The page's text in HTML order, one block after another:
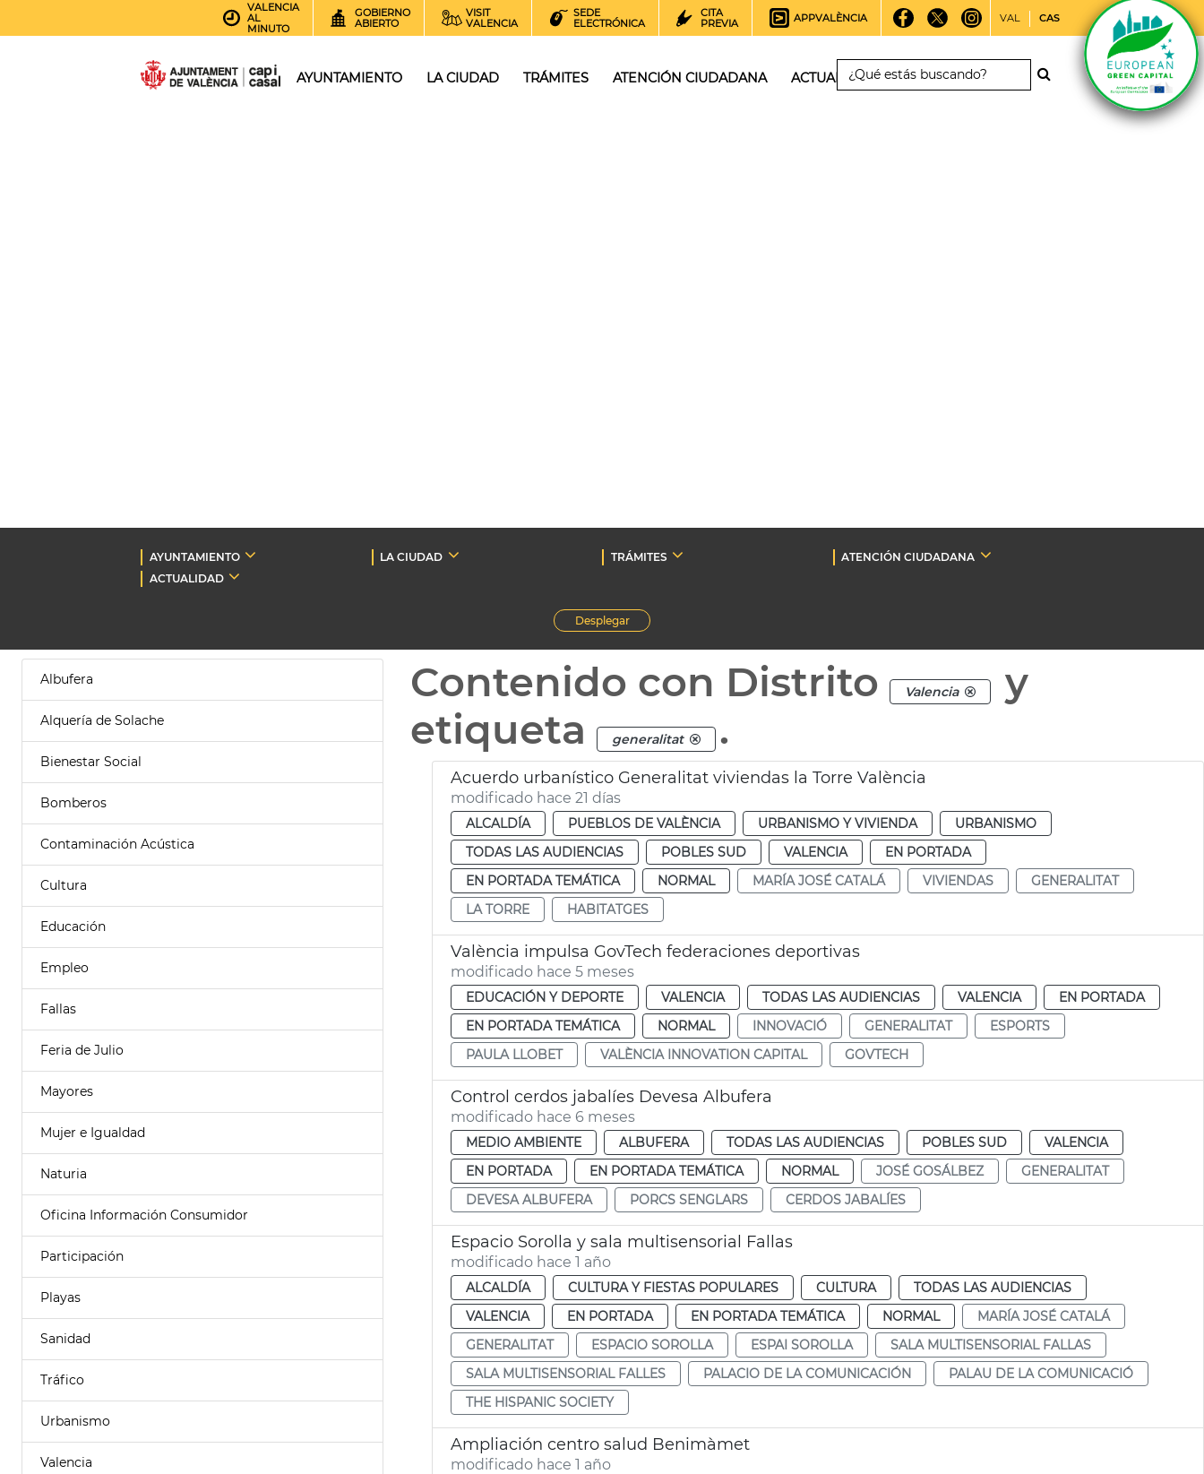
VALENCIA
AL
MINUTO
GOBIERNO
ABIERTO
VISIT
VALENCIA
SEDE
ELECTRÓNICA
CITA
PREVIA
APPVALÈNCIA VAL CAS
AYUNTAMIENTO LA CIUDAD TRÁMITES ATENCIÓN CIUDADANA ACTUALIDAD
AYUNTAMIENTO LA CIUDAD TRÁMITES
ATENCIÓN CIUDADANA
ACTUALIDAD
Desplegar
Albufera
Alquería de Solache
Bienestar Social
Bomberos
Contaminación Acústica
Cultura
Educación
Empleo
Fallas
Feria de Julio
Mayores
Mujer e Igualdad
Naturia
Oficina Información Consumidor
Participación
Playas
Sanidad
Tráfico
Urbanismo
Valencia
Contenido con Distrito Valencia
y
etiqueta
generalitat .
Acuerdo urbanístico Generalitat viviendas la Torre València
modificado hace 21 días
ALCALDÍA PUEBLOS DE VALÈNCIA URBANISMO Y VIVIENDA
URBANISMO
TODAS LAS AUDIENCIAS
POBLES SUD VALENCIA
EN PORTADA
EN PORTADA TEMÁTICA
NORMAL MARÍA JOSÉ CATALÁ VIVIENDAS
GENERALITAT
LA TORRE
HABITATGES
València impulsa GovTech federaciones deportivas
modificado hace 5 meses
EDUCACIÓN Y DEPORTE VALENCIA TODAS LAS AUDIENCIAS VALENCIA
EN PORTADA
EN PORTADA TEMÁTICA
NORMAL INNOVACIÓ GENERALITAT
ESPORTS
PAULA LLOBET
VALÈNCIA INNOVATION CAPITAL GOVTECH
Control cerdos jabalíes Devesa Albufera
modificado hace 6 meses
MEDIO AMBIENTE ALBUFERA TODAS LAS AUDIENCIAS POBLES SUD
VALENCIA
EN PORTADA
EN PORTADA TEMÁTICA NORMAL JOSÉ GOSÁLBEZ
GENERALITAT
DEVESA ALBUFERA
PORCS SENGLARS CERDOS JABALÍES
Espacio Sorolla y sala multisensorial Fallas
modificado hace 1 año
ALCALDÍA CULTURA Y FIESTAS POPULARES CULTURA
TODAS LAS AUDIENCIAS
VALENCIA
EN PORTADA EN PORTADA TEMÁTICA NORMAL
MARÍA JOSÉ CATALÁ
GENERALITAT
ESPACIO SOROLLA ESPAI SOROLLA
SALA MULTISENSORIAL FALLAS
SALA MULTISENSORIAL FALLES
PALACIO DE LA COMUNICACIÓN
PALAU DE LA COMUNICACIÓ
THE HISPANIC SOCIETY
Ampliación centro salud Benimàmet
modificado hace 1 año